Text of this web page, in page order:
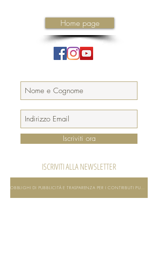
Home page
Iscriviti ora
ISCRIVITI ALLA NEWSLETTER
OBBLIGHI DI PUBBLICITÀ E TRASPARENZA PER I CONTRIBUTI PUBBLICI